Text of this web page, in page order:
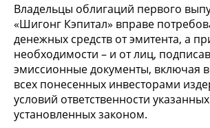
Владельцы облигаций первого
«Шигонг Кэпитал» вправе
денежных средств от эмитента, а
необходимости – и от лиц,
эмиссионные документы, включая
всех понесенных инвесторами
условий ответственности
установленных законом.